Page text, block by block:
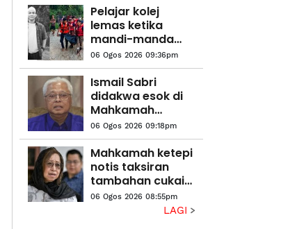
Pelajar kolej
lemas ketika
mandi-manda
bersama
sembilan rakan
06 Ogos 2026 09:36pm
Ismail Sabri
didakwa esok di
Mahkamah
Sesyen Kuala
Lumpur
06 Ogos 2026 09:18pm
Mahkamah ketepi
notis taksiran
tambahan cukai
RM313.8 juta
terhadap Na'imah
06 Ogos 2026 08:55pm
LAGI